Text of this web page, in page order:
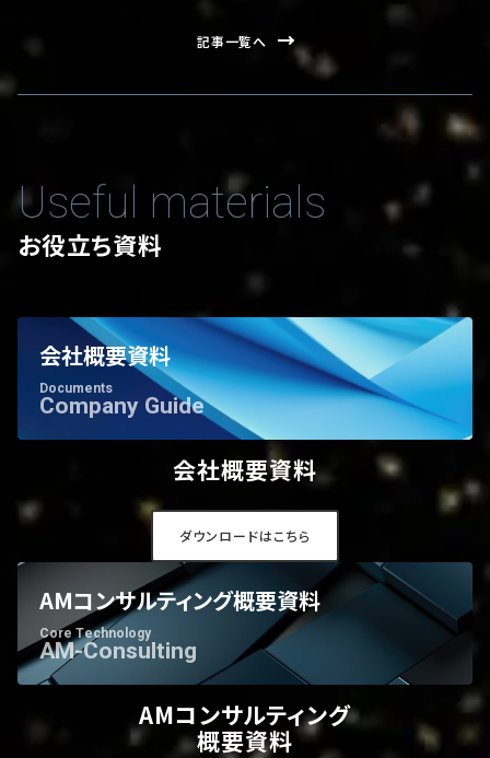
記事一覧へ
Useful materials
お役立ち資料
会社概要資料
Documents
Company Guide
会社概要資料
ダウンロードはこちら
AMコンサルティング概要資料
Core Technology
AM-Consulting
AMコンサルティング
概要資料